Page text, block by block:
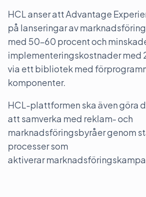
HCL anser att Advantage
på lanseringar av
med 50-60 procent och
implementeringskostnader med
via ett bibliotek med
komponenter.
HCL-plattformen ska även göra
att samverka med reklam- och
marknadsföringsbyråer genom
processer som
aktiverar